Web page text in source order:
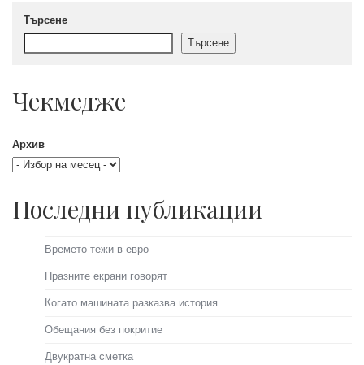
Търсене
Търсене
Чекмедже
Архив
Последни публикации
Времето тежи в евро
Празните екрани говорят
Когато машината разказва история
Обещания без покритие
Двукратна сметка